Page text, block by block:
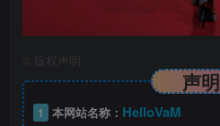
版权声明
声明
1 本网站名称： HelloVaM